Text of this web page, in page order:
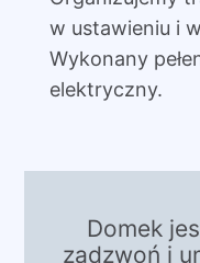
w ustawieniu i
Wykonany
elektryczny.
Domek
zadzwoń i